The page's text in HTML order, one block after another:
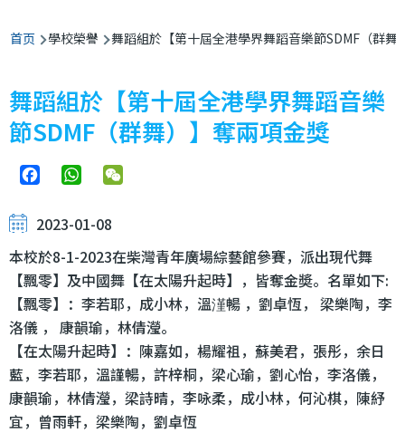
面
包
屑
首页 學校榮譽 舞蹈組於【第十屆全港學界舞蹈音樂節SDMF（群舞
舞蹈組於【第十屆全港學界舞蹈音樂
節SDMF（群舞）】奪兩項金獎
FacebookWhatsApp
2023-01-08
本校於8-1-2023在柴灣青年廣場綜藝館參賽，派出現代舞
【飄零】及中國舞【在太陽升起時】，皆奪金奬。名單如下:
【飄零】：李若耶，成小林，溫漌暢 ，劉卓恆， 梁樂陶，李
洛儀 ， 康韻瑜，林倩瀅。
【在太陽升起時】：陳嘉如，楊耀祖，蘇美君，張彤，余日
藍，李若耶，溫謹暢，許梓桐，梁心瑜，劉心怡，李洛儀，
康韻瑜，林倩瀅，梁詩晴，李咏柔，成小林，何沁棋，陳紓
宜，曾雨軒，梁樂陶，劉卓恆